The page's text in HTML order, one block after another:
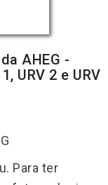
AHEG -
URV 2 e URV
Para ter